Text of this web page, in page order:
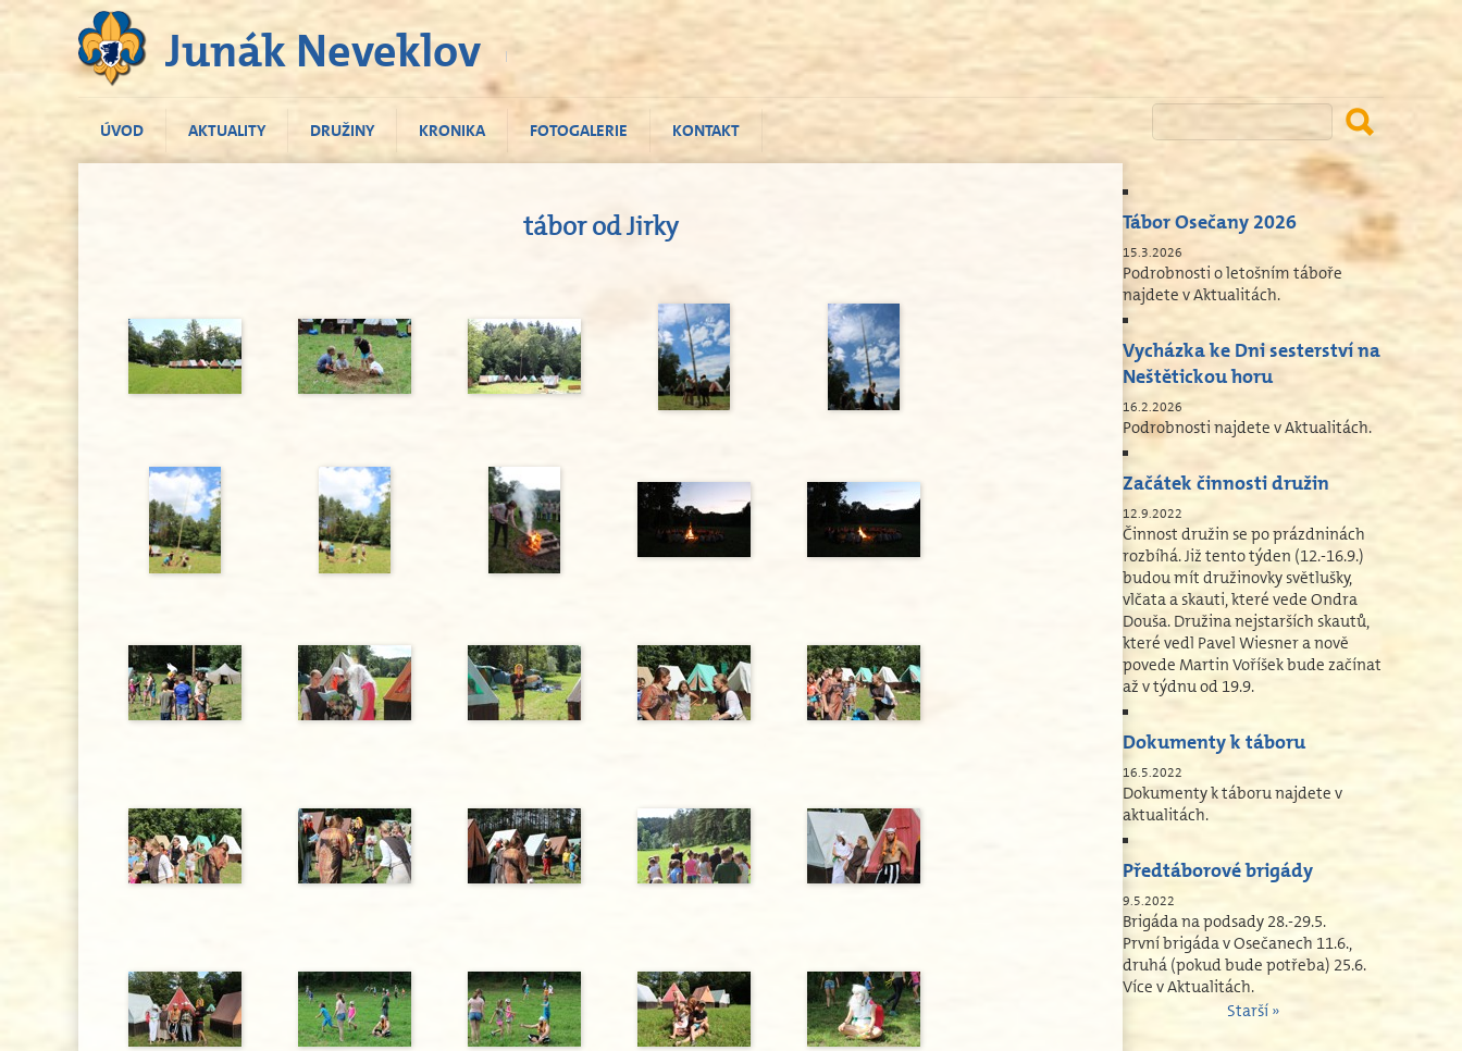
Junák Neveklov
ÚVOD AKTUALITY DRUŽINY KRONIKA FOTOGALERIE KONTAKT
Tábor Osečany 2026
15.3.2026
Podrobnosti o letošním táboře
najdete v Aktualitách.
Vycházka ke Dni sesterství na
Neštětickou horu
16.2.2026
Podrobnosti najdete v Aktualitách.
Začátek činnosti družin
12.9.2022
Činnost družin se po prázdninách
rozbíhá. Již tento týden (12.-16.9.)
budou mít družinovky světlušky,
vlčata a skauti, které vede Ondra
Douša. Družina nejstarších skautů,
které vedl Pavel Wiesner a nově
povede Martin Voříšek bude začínat
až v týdnu od 19.9.
Dokumenty k táboru
16.5.2022
Dokumenty k táboru najdete v
aktualitách.
Předtáborové brigády
9.5.2022
Brigáda na podsady 28.-29.5.
První brigáda v Osečanech 11.6.,
druhá (pokud bude potřeba) 25.6.
Více v Aktualitách.
Starší »
tábor od Jirky